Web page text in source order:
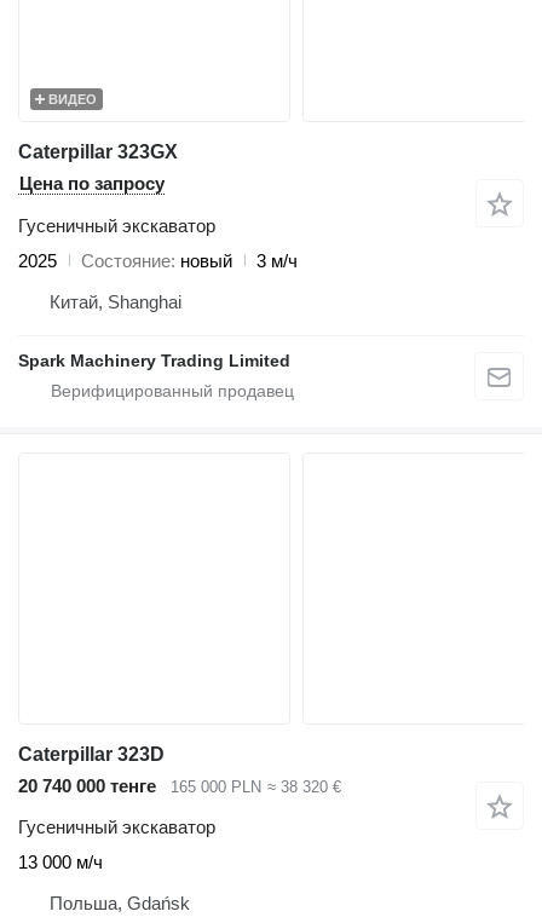
ВИДЕО
Caterpillar 323GX
Цена по запросу
Гусеничный экскаватор
2025
Состояние новый
3 м/ч
Китай, Shanghai
Spark Machinery Trading Limited
Caterpillar 323D
20 740 000 тенге
165 000 PLN ≈ 38 320 €
Гусеничный экскаватор
13 000 м/ч
Польша, Gdańsk